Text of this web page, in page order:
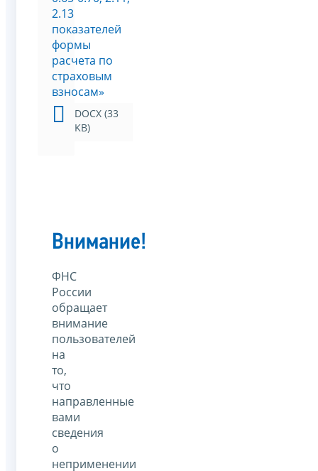
2.13
показателей
формы
расчета по
страховым
взносам»
DOCX (33
KB)
Внимание!
ФНС
России
обращает
внимание
пользователей
на
то,
что
направленные
вами
сведения
о
неприменении